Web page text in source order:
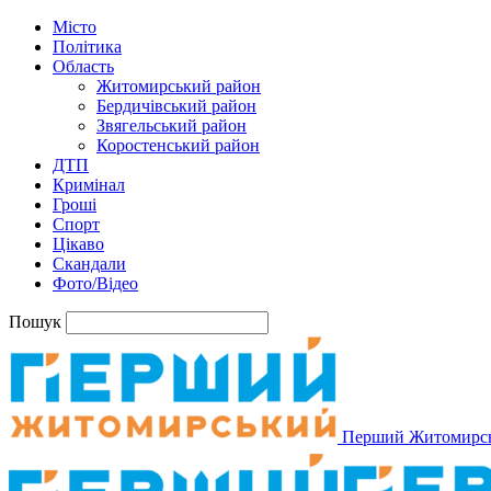
Місто
Політика
Область
Житомирський район
Бердичівський район
Звягельський район
Коростенський район
ДТП
Кримінал
Гроші
Спорт
Цікаво
Скандали
Фото/Відео
Пошук
Перший